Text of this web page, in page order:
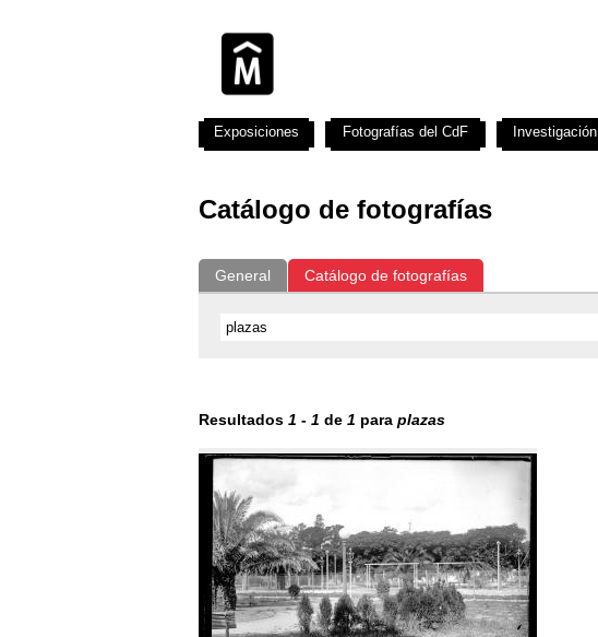
Catálogo de fotografías
General Catálogo de fotografías
Resultados 1 - 1 de 1 para plazas
Exposiciones Fotografías del CdF Investigación